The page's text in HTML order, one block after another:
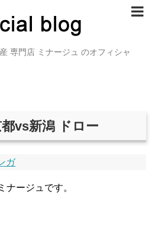
専門店 ミナージュ のオフィシャ
vs新潟 ドロー
ガ
ナージュです。